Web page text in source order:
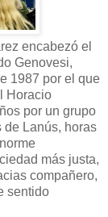
encabezó el
Genovesi,
1987 por el que
Horacio
por un grupo
de Lanús, horas
más justa,
compañero,
sentido